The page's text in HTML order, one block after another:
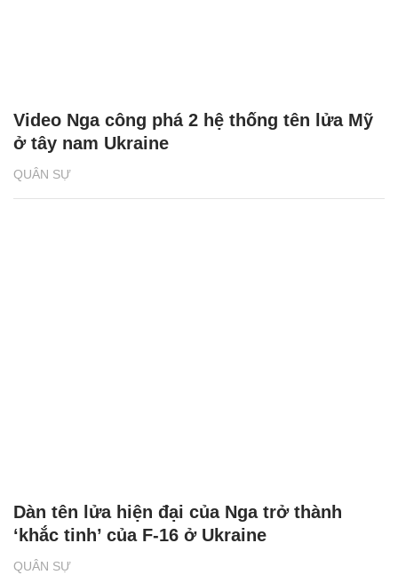
QUÂN SỰ
Video Nga công phá 2 hệ thống tên lửa Mỹ
ở tây nam Ukraine
QUÂN SỰ
Dàn tên lửa hiện đại của Nga trở thành
‘khắc tinh’ của F-16 ở Ukraine